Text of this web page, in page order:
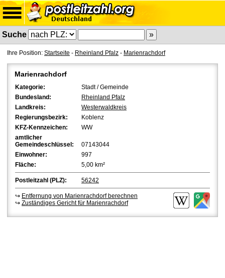
Suche
Ihre Position: Startseite - Rheinland Pfalz - Marienrachdorf
Marienrachdorf
Kategorie:
Stadt / Gemeinde
Bundesland:
Rheinland Pfalz
Landkreis:
Westerwaldkreis
Regierungsbezirk:
Koblenz
KFZ-Kennzeichen:
WW
amtlicher
Gemeindeschlüssel:
07143044
Einwohner:
997
Fläche:
5,00 km²
Postleitzahl (PLZ): 56242
↪ Entfernung von Marienrachdorf berechnen
↪ Zuständiges Gericht für Marienrachdorf